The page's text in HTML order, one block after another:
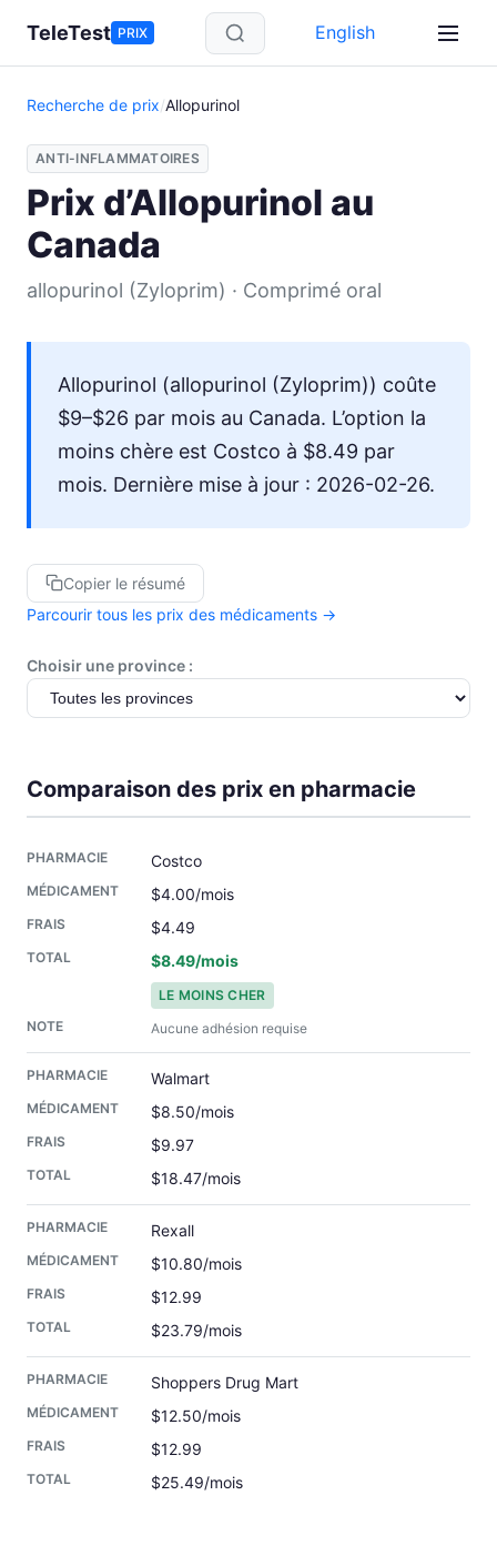
Aller au contenu principal
TeleTest PRIX English
Recherche de prix/Allopurinol
ANTI-INFLAMMATOIRES
Prix d’Allopurinol au
Canada
allopurinol (Zyloprim) · Comprimé oral
Allopurinol (allopurinol (Zyloprim)) coûte
$9–$26 par mois au Canada. L’option la
moins chère est Costco à $8.49 par
mois. Dernière mise à jour : 2026-02-26.
Copier le résumé
Parcourir tous les prix des médicaments →
Choisir une province :
Comparaison des prix en pharmacie
Costco
$4.00/mois
$4.49
$8.49/mois
LE MOINS CHER
Aucune adhésion requise
Walmart
$8.50/mois
$9.97
$18.47/mois
Rexall
$10.80/mois
$12.99
$23.79/mois
Shoppers Drug Mart
$12.50/mois
$12.99
$25.49/mois